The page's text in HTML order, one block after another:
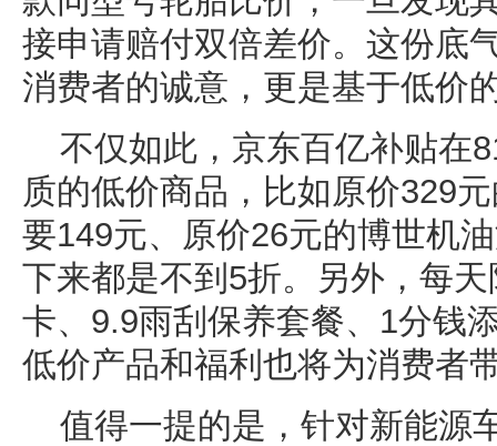
接申请赔付双倍差价。这份底
消费者的诚意，更是基于低价
不仅如此，京东百亿补贴在
质的低价商品，比如原价329
要149元、原价26元的博世机
下来都是不到5折。另外，每
卡、9.9雨刮保养套餐、1分钱
低价产品和福利也将为消费者
值得一提的是，针对新能源